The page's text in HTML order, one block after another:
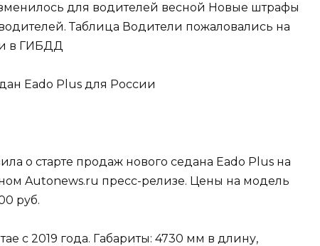
для водителей весной Новые штрафы
Таблица Водители пожаловались на
в ГИБДД
о старте продаж нового седана Eado Plus на
Autonews.ru пресс-релизе. Цены на модель
руб.
с 2019 года. Габариты: 4730 мм в длину,